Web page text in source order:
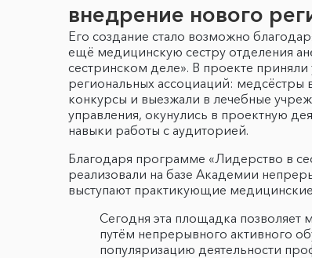
внедрение нового
Его создание стало возможно
ещё медицинскую сестру отделения
сестринском деле». В проекте
региональных ассоциаций: медсёстры
конкурсы и выезжали в лечебные
управления, окунулись в проектную
навыки работы с аудиторией.
Благодаря программе «Лидерство в
реализовали на базе Академии
выступают практикующие
Сегодня эта площадка позволяет
путём непрерывного активного
популяризацию деятельности